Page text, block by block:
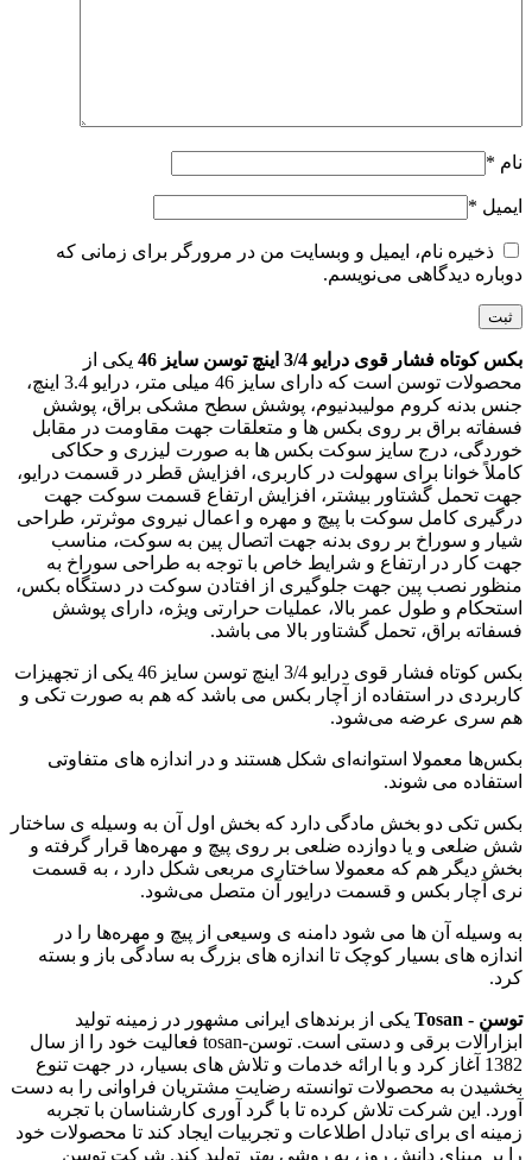
نام *
ایمیل *
ذخیره نام، ایمیل و وبسایت من در مرورگر برای زمانی که
دوباره دیدگاهی می‌نویسم.
بکس کوتاه فشار قوی درایو 3/4 اینچ توسن سایز 46
یکی از
محصولات توسن است که دارای سایز 46 میلی متر، درایو 3.4 اینچ،
جنس بدنه کروم مولیبدنیوم، پوشش سطح مشکی براق، پوشش
فسفاته براق بر روی بکس ها و متعلقات جهت مقاومت در مقابل
خوردگی، درج سایز سوکت بکس ها به صورت لیزری و حکاکی
کاملاً خوانا برای سهولت در کاربری، افزایش قطر در قسمت درایو،
جهت تحمل گشتاور بیشتر، افزایش ارتفاع قسمت سوکت جهت
درگیری کامل سوکت با پیچ و مهره و اعمال نیروی موثرتر، طراحی
شیار و سوراخ بر روی بدنه جهت اتصال پین به سوکت، مناسب
جهت کار در ارتفاع و شرایط خاص با توجه به طراحی سوراخ به
منظور نصب پین جهت جلوگیری از افتادن سوکت در دستگاه بکس،
استحکام و طول عمر بالا، عملیات حرارتی ویژه، دارای پوشش
فسفاته براق، تحمل گشتاور بالا می باشد.
بکس کوتاه فشار قوی درایو 3/4 اینچ توسن سایز 46 یکی از تجهیزات
کاربردی در استفاده از آچار بکس می باشد که هم به صورت تکی و
هم سری عرضه می‌شود.
بکس‌ها معمولا استوانه‌ای شکل هستند و در اندازه های متفاوتی
استفاده می‌ شوند.
بکس‌ تکی دو بخش مادگی دارد که بخش اول آن به وسیله ی ساختار
شش ضلعی و یا دوازده ضلعی بر روی پیچ و مهره‌ها قرار گرفته و
بخش دیگر هم که معمولا ساختاری مربعی شکل دارد ، به قسمت
نری آچار بکس و قسمت درایور آن متصل می‌شود.
به وسیله آن ها می شود دامنه ی وسیعی از پیچ و مهره‌ها را در
اندازه های بسیار کوچک تا اندازه های بزرگ به سادگی باز و بسته
کرد.
توسن - Tosan
یکی از برندهای ایرانی مشهور در زمینه تولید
ابزارآلات برقی و دستی است. توسن-tosan فعالیت خود را از سال
1382 آغاز کرد و با ارائه خدمات و تلاش های بسیار، در جهت تنوع
بخشیدن به محصولات توانسته رضایت مشتریان فراوانی را به دست
آورد. این شرکت تلاش کرده تا با گرد آوری کارشناسان با تجربه
زمینه ای برای تبادل اطلاعات و تجربیات ایجاد کند تا محصولات خود
را بر مبنای دانش روز، به روشی بهتر تولید کند. شرکت توسن